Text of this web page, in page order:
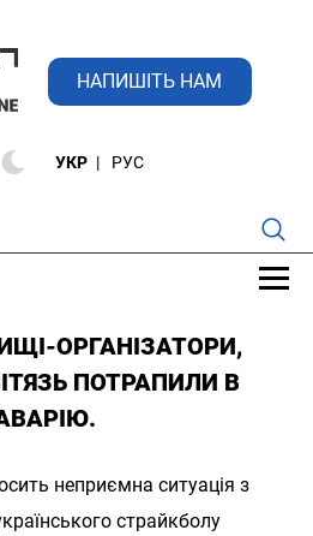
НАПИШІТЬ НАМ
УКР РУС
ОРГАНІЗАТОРИ,
ПОТРАПИЛИ В
неприємна ситуація з
страйкболу